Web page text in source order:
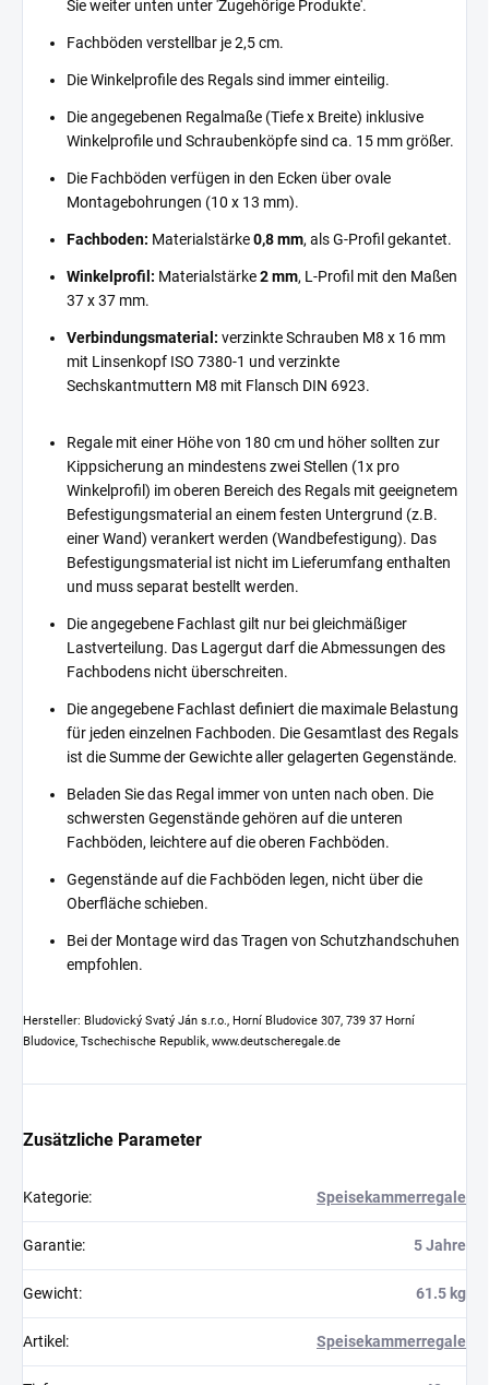
Sie weiter unten unter 'Zugehörige Produkte'.
Fachböden verstellbar je 2,5 cm.
Die Winkelprofile des Regals sind immer einteilig.
Die angegebenen Regalmaße (Tiefe x Breite) inklusive
Winkelprofile und Schraubenköpfe sind ca. 15 mm größer.
Die Fachböden verfügen in den Ecken über ovale
Montagebohrungen (10 x 13 mm).
Fachboden: Materialstärke0,8 mm, als G-Profil gekantet.
Winkelprofil: Materialstärke2 mm, L-Profil mit den Maßen
37 x 37 mm.
Verbindungsmaterial: verzinkte Schrauben M8 x 16 mm
mit Linsenkopf ISO 7380-1 und verzinkte
Sechskantmuttern M8 mit Flansch DIN 6923.
Regale mit einer Höhe von 180 cm und höher sollten zur
Kippsicherung an mindestens zwei Stellen (1x pro
Winkelprofil) im oberen Bereich des Regals mit geeignetem
Befestigungsmaterial an einem festen Untergrund (z.B.
einer Wand) verankert werden (Wandbefestigung). Das
Befestigungsmaterial ist nicht im Lieferumfang enthalten
und muss separat bestellt werden.
Die angegebene Fachlast gilt nur bei gleichmäßiger
Lastverteilung. Das Lagergut darf die Abmessungen des
Fachbodens nicht überschreiten.
Die angegebene Fachlast definiert die maximale Belastung
für jeden einzelnen Fachboden. Die Gesamtlast des Regals
ist die Summe der Gewichte aller gelagerten Gegenstände.
Beladen Sie das Regal immer von unten nach oben. Die
schwersten Gegenstände gehören auf die unteren
Fachböden, leichtere auf die oberen Fachböden.
Gegenstände auf die Fachböden legen, nicht über die
Oberfläche schieben.
Bei der Montage wird das Tragen von Schutzhandschuhen
empfohlen.
Hersteller: Bludovický Svatý Ján s.r.o., Horní Bludovice 307, 739 37 Horní
Bludovice, Tschechische Republik, www.deutscheregale.de
Zusätzliche Parameter
Kategorie: Speisekammerregale
Garantie: 5 Jahre
Gewicht: 61.5 kg
Artikel : Speisekammerregale